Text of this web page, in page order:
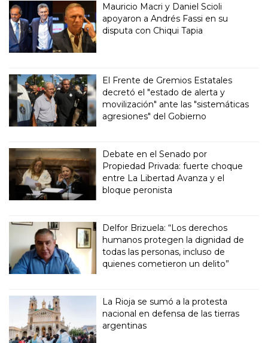
Mauricio Macri y Daniel Scioli
apoyaron a Andrés Fassi en su
disputa con Chiqui Tapia
El Frente de Gremios Estatales
decretó el "estado de alerta y
movilización" ante las "sistemáticas
agresiones" del Gobierno
Debate en el Senado por
Propiedad Privada: fuerte choque
entre La Libertad Avanza y el
bloque peronista
Delfor Brizuela: “Los derechos
humanos protegen la dignidad de
todas las personas, incluso de
quienes cometieron un delito”
La Rioja se sumó a la protesta
nacional en defensa de las tierras
argentinas